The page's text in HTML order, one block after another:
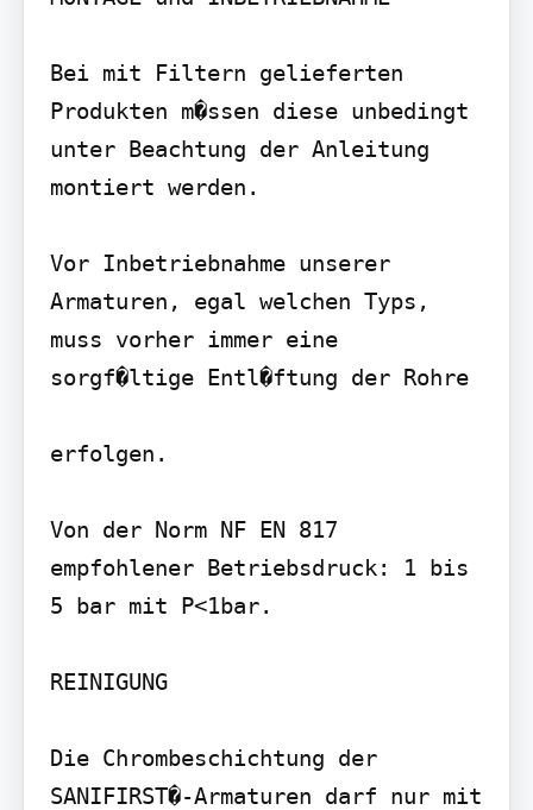
Bei mit Filtern gelieferten
Produkten m�ssen diese unbedingt
unter Beachtung der Anleitung
montiert werden.
Vor Inbetriebnahme unserer
Armaturen, egal welchen Typs,
muss vorher immer eine
sorgf�ltige Entl�ftung der Rohre
erfolgen.
Von der Norm NF EN 817
empfohlener Betriebsdruck: 1 bis
5 bar mit P<1bar.
REINIGUNG
Die Chrombeschichtung der
SANIFIRST�-Armaturen darf nur mit